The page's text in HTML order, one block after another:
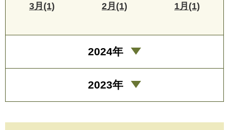
3月(1) 2月(1) 1月(1)
2024年
2023年